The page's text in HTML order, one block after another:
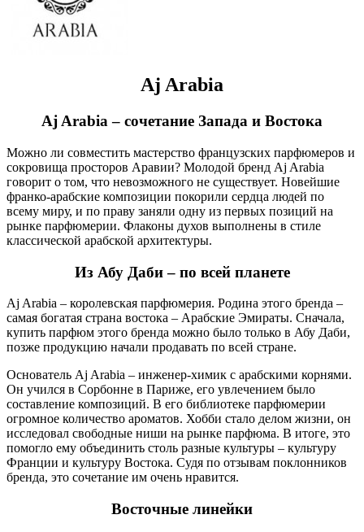
Aj Arabia
Aj Arabia – сочетание Запада и Востока
Можно ли совместить мастерство французских парфюмеров и
сокровища просторов Аравии? Молодой бренд Aj Arabia
говорит о том, что невозможного не существует. Новейшие
франко-арабские композиции покорили сердца людей по
всему миру, и по праву заняли одну из первых позиций на
рынке парфюмерии. Флаконы духов выполнены в стиле
классической арабской архитектуры.
Из Абу Даби – по всей планете
Aj Arabia – королевская парфюмерия. Родина этого бренда –
самая богатая страна востока – Арабские Эмираты. Сначала,
купить парфюм этого бренда можно было только в Абу Даби,
позже продукцию начали продавать по всей стране.
Основатель Aj Arabia – инженер-химик с арабскими корнями.
Он учился в Сорбонне в Париже, его увлечением было
составление композиций. В его библиотеке парфюмерии
огромное количество ароматов. Хобби стало делом жизни, он
исследовал свободные ниши на рынке парфюма. В итоге, это
помогло ему объединить столь разные культуры – культуру
Франции и культуру Востока. Судя по отзывам поклонников
бренда, это сочетание им очень нравится.
Восточные линейки